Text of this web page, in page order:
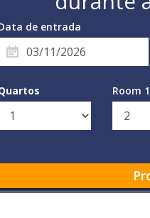
de entrada
Room